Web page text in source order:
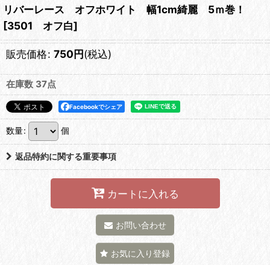
リバーレース オフホワイト 幅1cm綺麗 5ｍ巻！
[3501 オフ白]
販売価格: 750円(税込)
在庫数 37点
Facebookでシェア
数量: 個
返品特約に関する重要事項
カートに入れる
お問い合わせ
お気に入り登録